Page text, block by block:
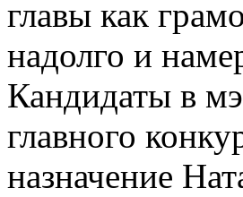
главы как
надолго и
Кандидаты в
главного
назначение